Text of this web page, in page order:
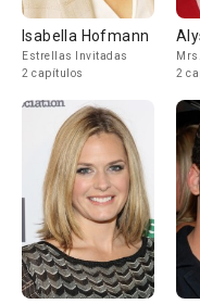
Isabella Hofmann
Estrellas Invitadas
2 capítulos
2